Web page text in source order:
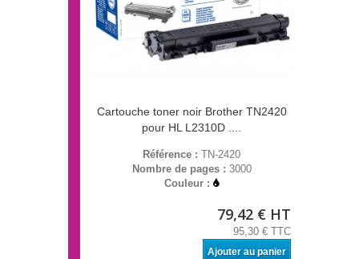
Cartouche toner noir Brother TN2420
pour HL L2310D ....
Référence : TN-2420
Nombre de pages : 3000
Couleur :
79,42 € HT
95,30 € TTC
Ajouter au panier